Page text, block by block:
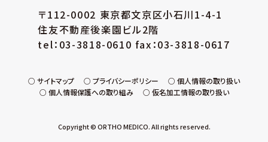
取扱規程を策定しています。また、個人データの
安全管理、取扱状況の点検及び監査、外部委託
に係る規程を整備しています。
(ウ) 組織的安全管理措置
設置するとともに、個人データを取り扱う従業
員・役員および当該従業員・役員が取り扱う個
任者への報告連絡体制を整備しています。また、
〒112-0002 東京都文京区小石川1-4-1
住友不動産後楽園ビル2階
tel：03-3818-0610 fax：03-3818-0617
サイトマップ プライバシーポリシー
個人情報の取り扱い
個人情報保護への取り組み
仮名加工情報の取り扱い
Copyright © ORTHO MEDICO. All rights reserved.